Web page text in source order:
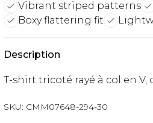
Vibrant striped patterns
Boxy flattering fit
Description
T-shirt tricoté rayé à col en
SKU: CMM07648-294-30